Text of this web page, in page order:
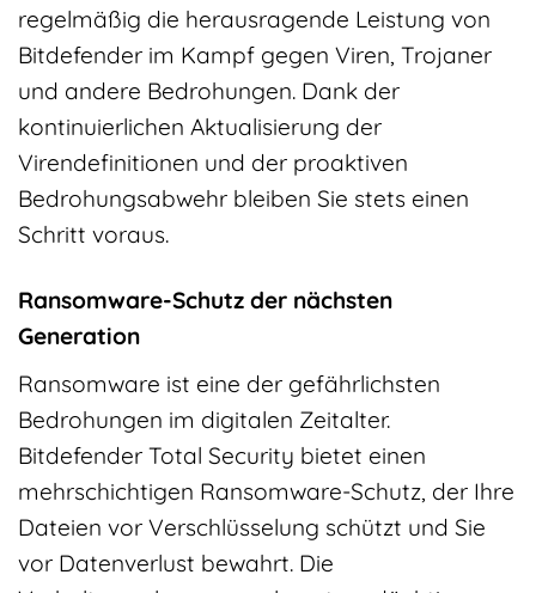
regelmäßig die herausragende Leistung von
Bitdefender im Kampf gegen Viren, Trojaner
und andere Bedrohungen. Dank der
kontinuierlichen Aktualisierung der
Virendefinitionen und der proaktiven
Bedrohungsabwehr bleiben Sie stets einen
Schritt voraus.
Ransomware-Schutz der nächsten
Generation
Ransomware ist eine der gefährlichsten
Bedrohungen im digitalen Zeitalter.
Bitdefender Total Security bietet einen
mehrschichtigen Ransomware-Schutz, der Ihre
Dateien vor Verschlüsselung schützt und Sie
vor Datenverlust bewahrt. Die